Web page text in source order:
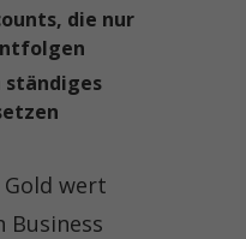
die nur
ständiges
Gold wert
Business